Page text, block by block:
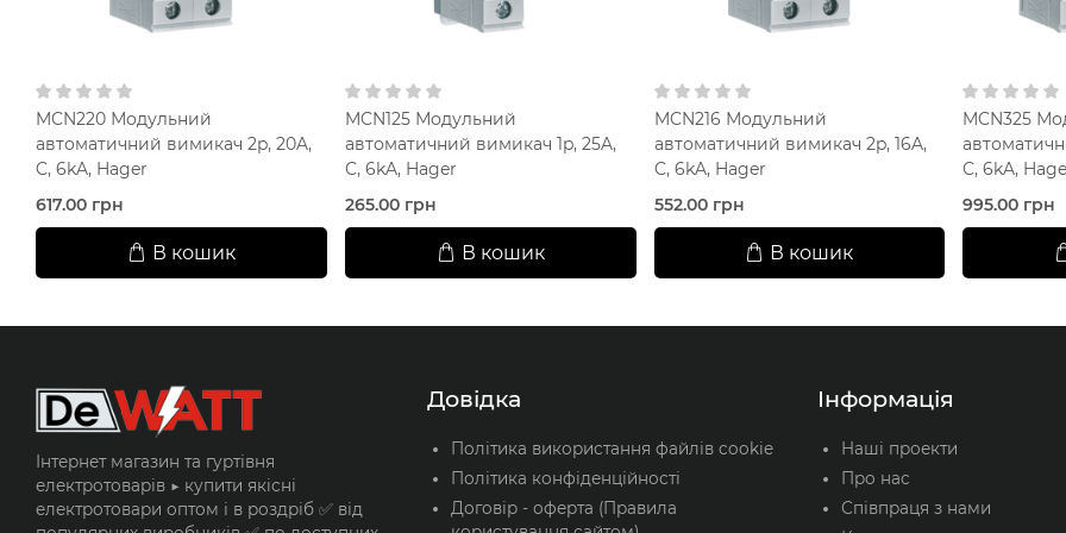
MCN220 Модульний
автоматичний вимикач 2p, 20A,
C, 6kA, Hager
617.00 грн
В кошик
MCN125 Модульний
автоматичний вимикач 1p, 25A,
C, 6kA, Hager
265.00 грн
В кошик
MCN216 Модульний
автоматичний вимикач 2p, 16A,
C, 6kA, Hager
552.00 грн
В кошик
MCN325
C, 6kA,
995.00 грн
Інтернет магазин та гуртівня
електротоварів ▶️ купити якісні
електротовари оптом і в роздріб ✅ від
Довідка
Політика використання файлів cookie
Політика конфіденційності
Договір - оферта (Правила
Інформація
Наші проекти
Про нас
Співпраця з нами